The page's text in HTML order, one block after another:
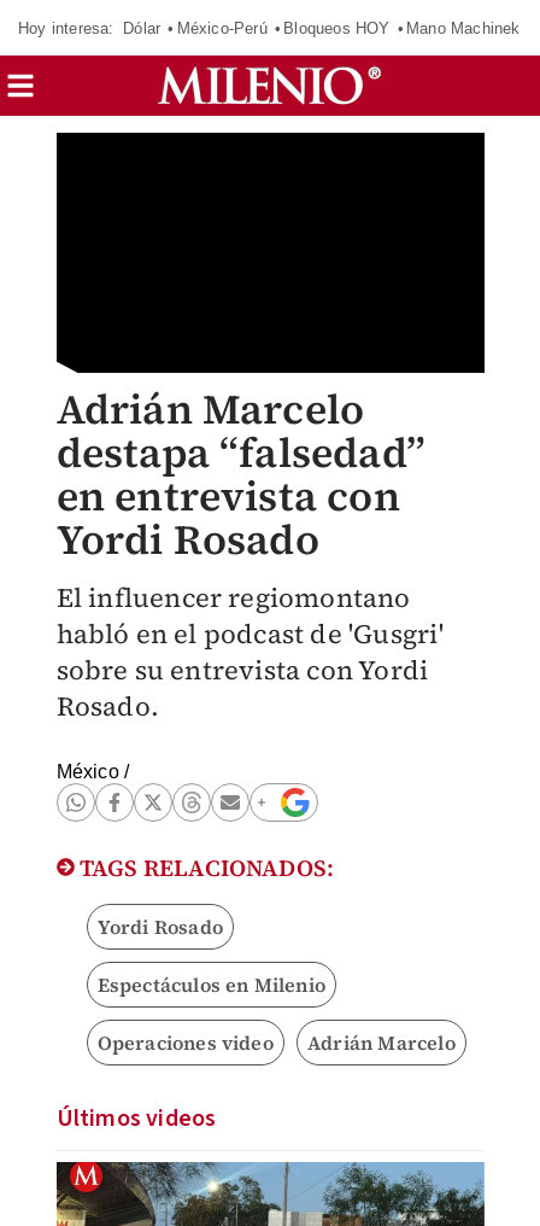
Hoy interesa: Dólar México-Perú Bloqueos HOY Mano Machinek
Adrián Marcelo
destapa “falsedad”
en entrevista con
Yordi Rosado
El influencer regiomontano
habló en el podcast de 'Gusgri'
sobre su entrevista con Yordi
Rosado.
México/
TAGS RELACIONADOS:
Yordi Rosado
Espectáculos en Milenio
Operaciones video Adrián Marcelo
Últimos videos